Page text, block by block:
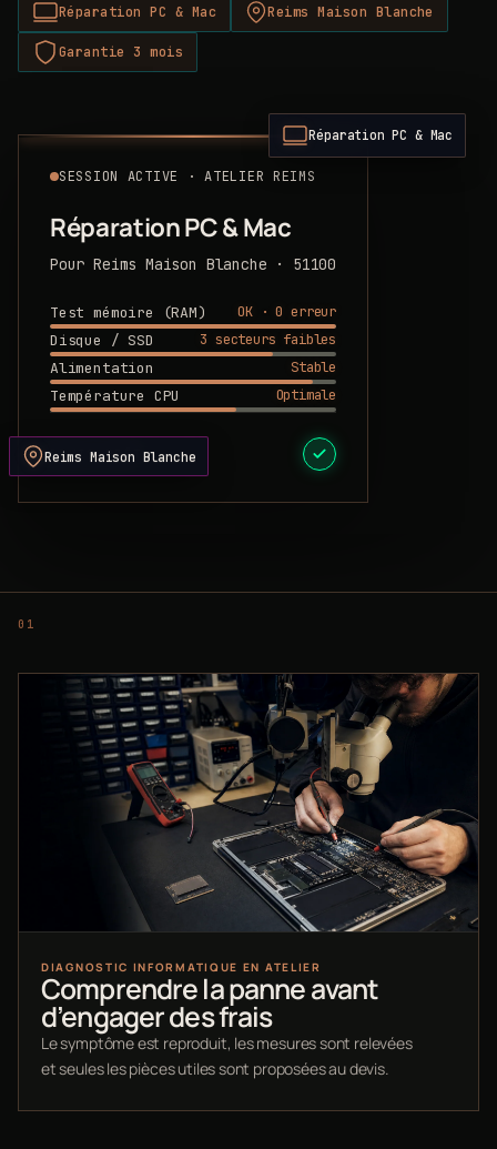
Réparation PC & Mac Reims Maison Blanche
Garantie 3 mois
SESSION ACTIVE · ATELIER REIMS
Réparation PC & Mac
Pour Reims Maison Blanche · 51100
Test mémoire (RAM)
OK · 0 erreur
Disque / SSD
3 secteurs faibles
Alimentation
Stable
Température CPU
Optimale
DEVIS PRÊT
Réparation PC & Mac
Reims Maison Blanche
DIAGNOSTIC INFORMATIQUE EN ATELIER
Comprendre la panne avant
d’engager des frais
Le symptôme est reproduit, les mesures sont relevées
et seules les pièces utiles sont proposées au devis.